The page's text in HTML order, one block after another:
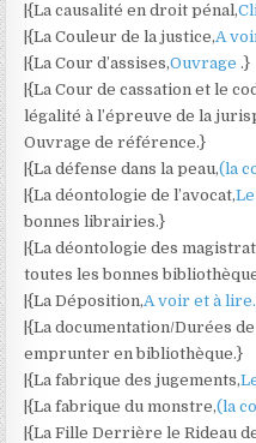
|{La causalité en droit pénal,
|{La Couleur de la justice,A
|{La Cour d’assises,Ouvrage.}
|{La Cour de cassation et le
légalité à l’épreuve de la
Ouvrage de référence.}
|{La défense dans la peau,(la
|{La déontologie de l’avocat,
bonnes librairies.}
|{La déontologie des
toutes les bonnes
|{La Déposition,A voir et à
|{La documentation/Durées
emprunter en bibliothèque.}
|{La fabrique des jugements,
|{La fabrique du monstre,(la
|{La Fille Derrière le Rideau